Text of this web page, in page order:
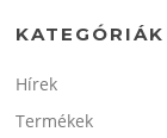
KATEGÓRIÁK
Hírek
Termékek